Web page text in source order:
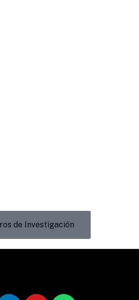
de Investigación